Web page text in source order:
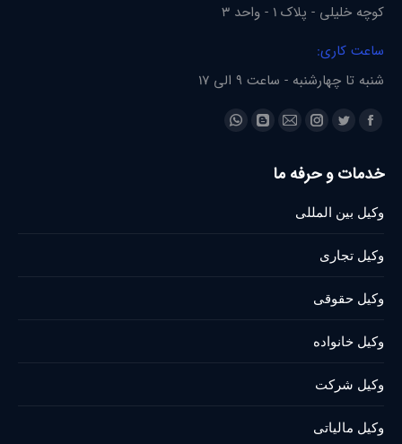
کوچه خلیلی - پلاک 1 - واحد 3
ساعت کاری:
شنبه تا چهارشنبه - ساعت 9 الی 17
Find us on:
Facebook
opens
new
window
Twitter
opens
new
window
Instagram
opens
Mail
opens
Blogger
Whatsapp
خدمات و حرفه ما
وکیل بین المللی
وکیل تجاری
وکیل حقوقی
وکیل خانواده
وکیل شرکت
وکیل مالیاتی